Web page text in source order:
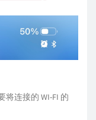
连接的 WI-FI 的